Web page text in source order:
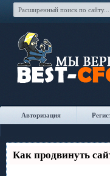
Авторизация
Как продвинуть